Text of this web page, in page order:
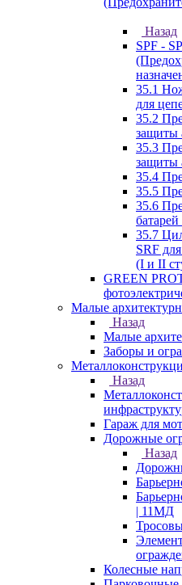
Назад
SPF -
35.1
для
35.2
защиты
35.3
защиты
35.4
35.5
35.6
батарей
35.7
SRF
(I и II
GREEN
Малые
Назад
Малые
Заборы и
Назад
Гараж для
Дорожные
Назад
| 11МД
Колесные